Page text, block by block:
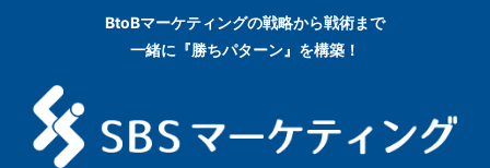
BtoBマーケティングの戦略から戦術まで
一緒に『勝ちパターン』を構築！